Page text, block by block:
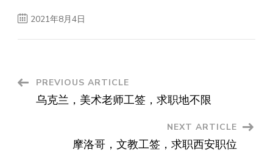
2021年8月4日
Post
Navigation
PREVIOUS ARTICLE
乌克兰，美术老师工签，求职地不限
NEXT ARTICLE
摩洛哥，文教工签，求职西安职位